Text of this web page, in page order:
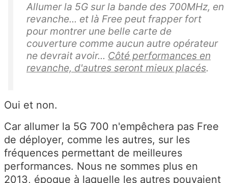
Allumer la 5G sur la bande des 700MHz, en
revanche... et là Free peut frapper fort
pour montrer une belle carte de
couverture comme aucun autre opérateur
ne devrait avoir... Côté performances en
revanche, d'autres seront mieux placés.
Oui et non.
Car allumer la 5G 700 n'empêchera pas Free
de déployer, comme les autres, sur les
fréquences permettant de meilleures
performances. Nous ne sommes plus en
2013, époque à laquelle les autres pouvaient